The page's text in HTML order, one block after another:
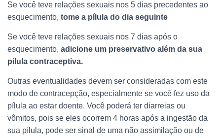
Se você teve relações sexuais nos 5 dias precedentes ao
esquecimento, tome a pílula do dia seguinte
Se você teve relações sexuais nos 7 dias após o
esquecimento, adicione um preservativo além da sua
pílula contraceptiva.
Outras eventualidades devem ser consideradas com este
modo de contracepção, especialmente se você fez uso da
pílula ao estar doente. Você poderá ter diarreias ou
vômitos, pois se eles ocorrem 4 horas após a ingestão da
sua pílula, pode ser sinal de uma não assimilação ou de